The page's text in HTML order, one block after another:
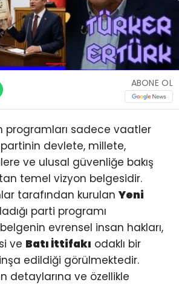
ABONE OL
programları sadece vaatler
devlete, millete,
ve ulusal güvenliğe bakış
temel vizyon belgesidir.
tarafından kurulan Yeni
parti programı
evrensel insan hakları,
ve Batı İttifakı odaklı bir
edildiği görülmektedir.
detaylarına ve özellikle